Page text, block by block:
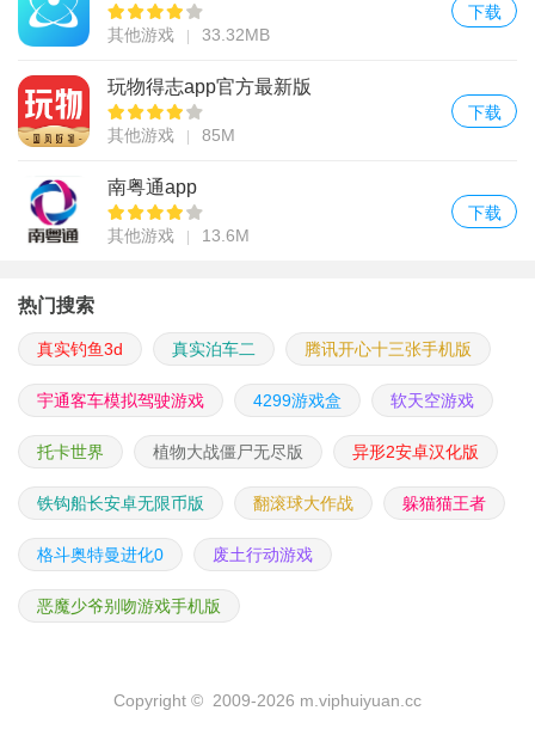
其他游戏 33.32MB
下载
玩物得志app官方最新版
其他游戏 85M
下载
南粤通app
其他游戏 13.6M
下载
热门搜索
真实钓鱼3d 真实泊车二 腾讯开心十三张手机版
宇通客车模拟驾驶游戏 4299游戏盒 软天空游戏
托卡世界 植物大战僵尸无尽版 异形2安卓汉化版
铁钩船长安卓无限币版 翻滚球大作战 躲猫猫王者
格斗奥特曼进化0 废土行动游戏
恶魔少爷别吻游戏手机版
Copyright © 2009-2026 m.viphuiyuan.cc